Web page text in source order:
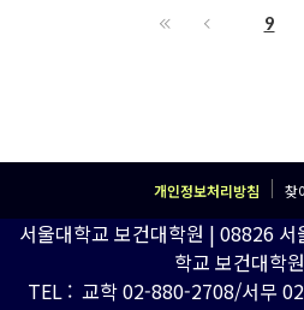
9
개인정보처리방침 찾
서울대학교 보건대학원 | 08826
학교 보건대학
TEL : 교학 02-880-2708/서무